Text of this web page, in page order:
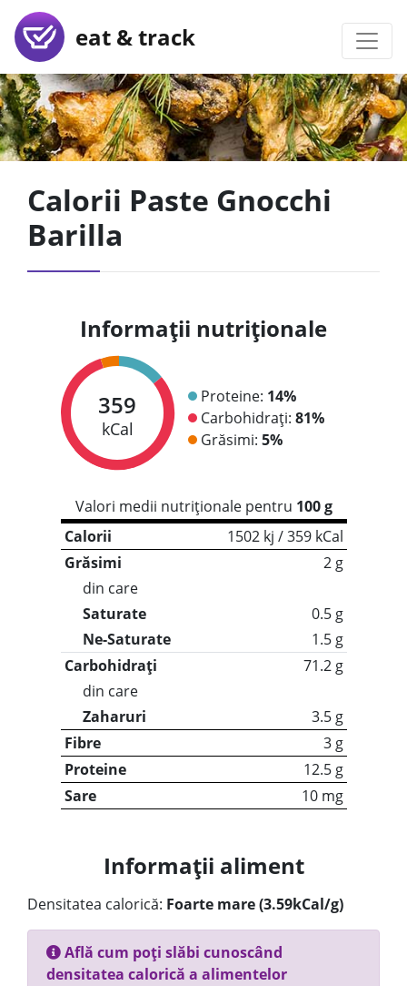
eat & track
Calorii Paste Gnocchi
Barilla
Informații nutriționale
359
kCal
Proteine: 14%
Carbohidrați: 81%
Grăsimi: 5%
Valori medii nutriționale pentru 100 g
Calorii
1502 kj / 359 kCal
Grăsimi
2 g
din care
Saturate
0.5 g
Ne-Saturate
1.5 g
Carbohidrați
71.2 g
din care
Zaharuri
3.5 g
Fibre
3 g
Proteine
12.5 g
Sare
10 mg
Informații aliment
Densitatea calorică: Foarte mare (3.59kCal/g)
Află cum poți slăbi cunoscând
densitatea calorică a alimentelor